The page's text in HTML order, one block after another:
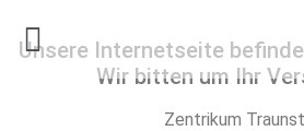
Unsere Internetseite
Wir bitten um Ihr
Zentrikum